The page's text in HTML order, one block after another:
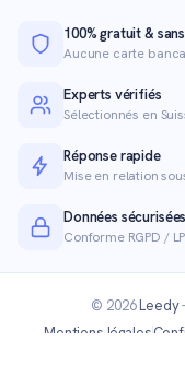
100% gratuit &
Aucune carte
Experts vérifiés
Sélectionnés en
Réponse rapide
Mise en relation
Données sécurisées
Conforme RGPD /
© 2026Leedy
Mentions légales